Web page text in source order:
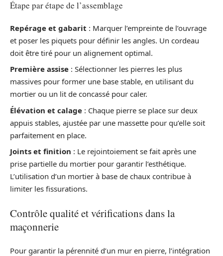
Étape par étape de l’assemblage
Repérage et gabarit : Marquer l’empreinte de l’ouvrage
et poser les piquets pour définir les angles. Un cordeau
doit être tiré pour un alignement optimal.
Première assise : Sélectionner les pierres les plus
massives pour former une base stable, en utilisant du
mortier ou un lit de concassé pour caler.
Élévation et calage : Chaque pierre se place sur deux
appuis stables, ajustée par une massette pour qu’elle soit
parfaitement en place.
Joints et finition : Le rejointoiement se fait après une
prise partielle du mortier pour garantir l’esthétique.
L’utilisation d’un mortier à base de chaux contribue à
limiter les fissurations.
Contrôle qualité et vérifications dans la
maçonnerie
Pour garantir la pérennité d’un mur en pierre, l’intégration